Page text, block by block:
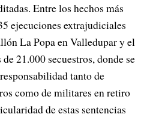
Entre los hechos más
ejecuciones extrajudiciales
La Popa en Valledupar y el
21.000 secuestros, donde se
tanto de
como de militares en retiro
de estas sentencias